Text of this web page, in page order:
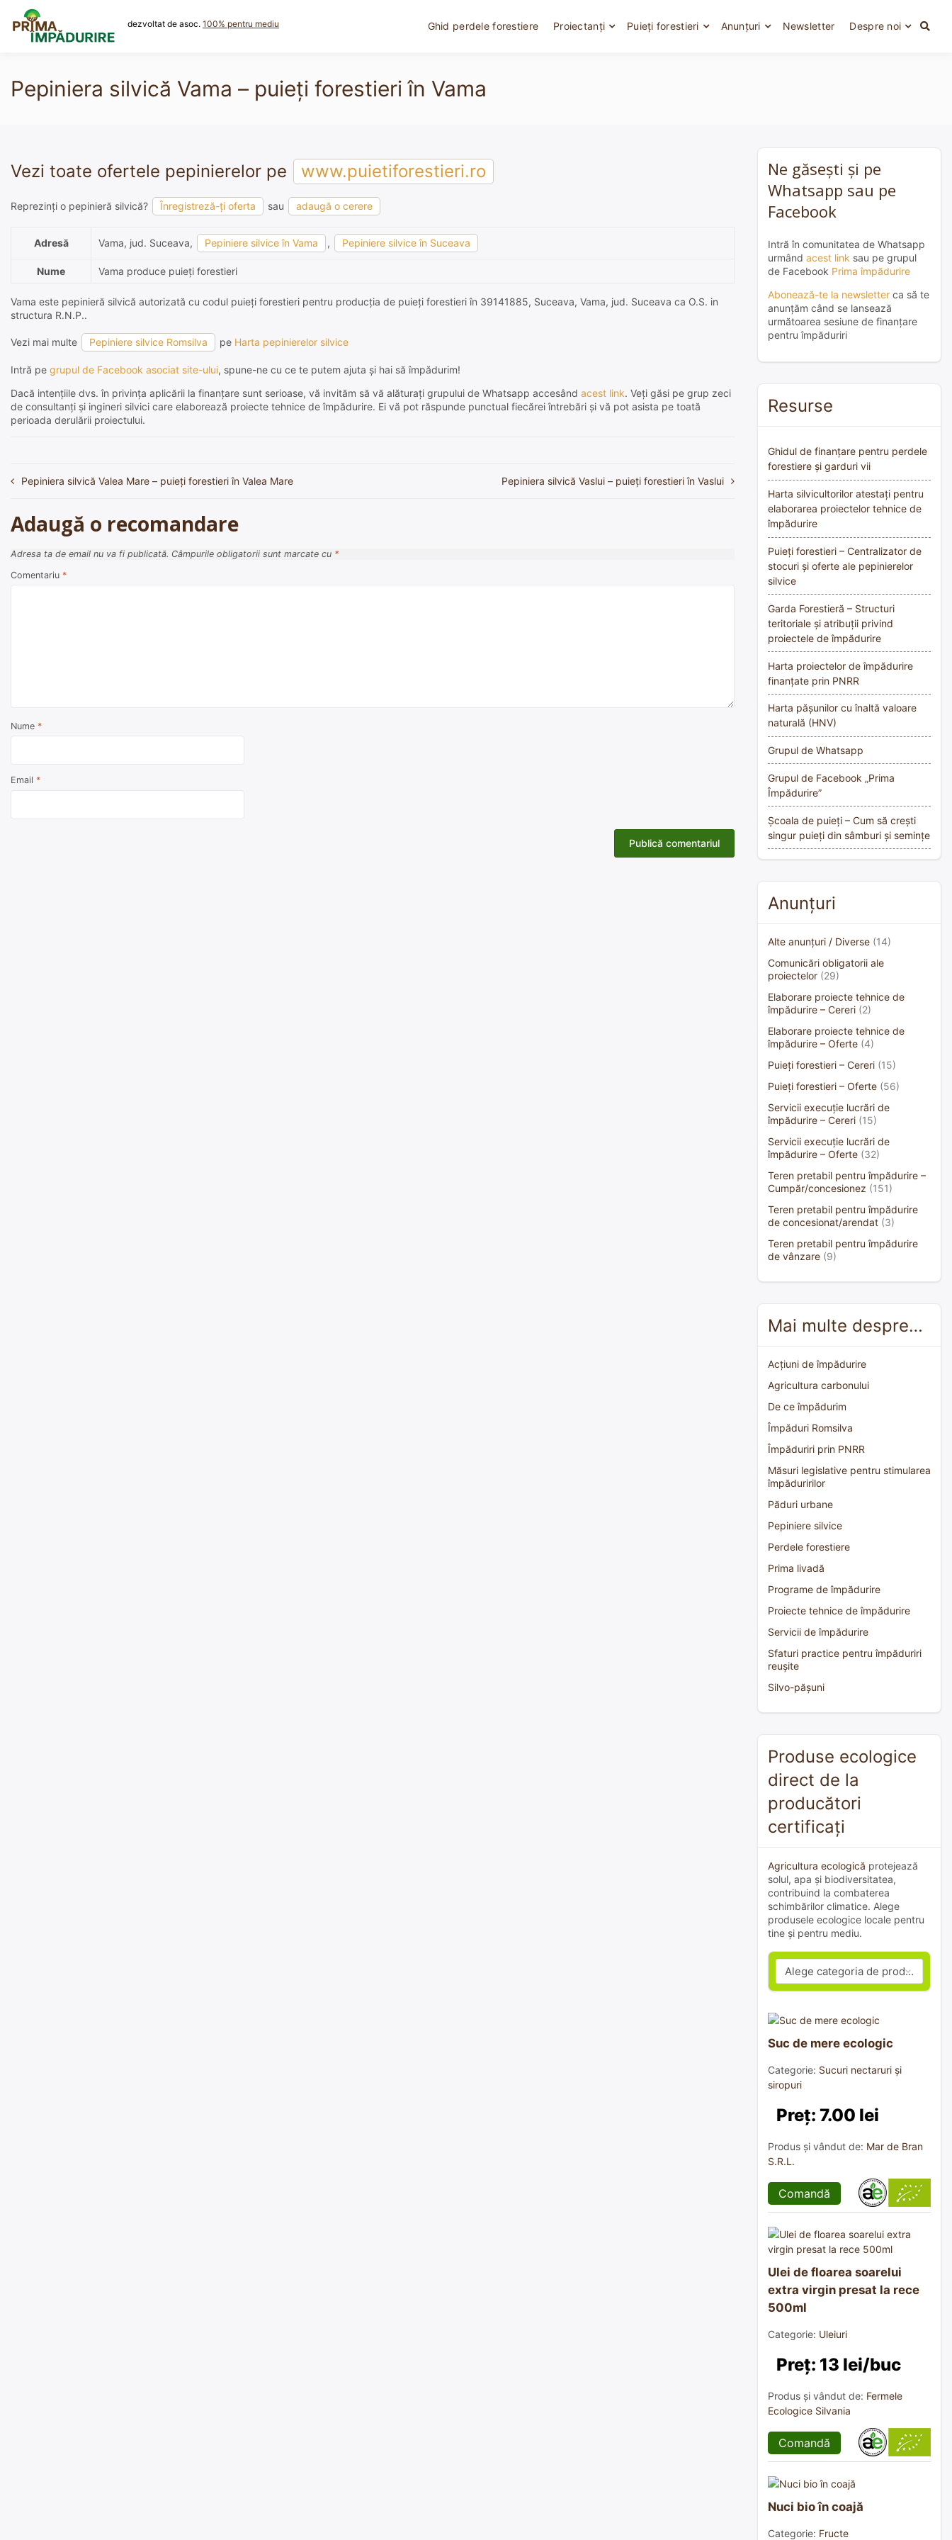
content
dezvoltat de asoc. 100% pentru mediu Ghid perdele forestiere Proiectanți Puieți forestieri Anunțuri Newsletter Despre noi
Pepiniera silvică Vama – puieți forestieri în Vama
Vezi toate ofertele pepinierelor pe www.puietiforestieri.ro
Reprezinți o pepinieră silvică? Înregistreză-ți oferta sau adaugă o cerere
Adresă Vama, jud. Suceava, Pepiniere silvice în Vama , Pepiniere silvice în Suceava
Nume Vama produce puieți forestieri
Vama este pepinieră silvică autorizată cu codul puieți forestieri pentru producția de puieți forestieri în 39141885, Suceava, Vama, jud. Suceava ca O.S. in
structura R.N.P..
Vezi mai multe Pepiniere silvice Romsilva pe Harta pepinierelor silvice
Intră pe grupul de Facebook asociat site-ului, spune-ne cu ce te putem ajuta și hai să împădurim!
Dacă intențiile dvs. în privința aplicării la finanțare sunt serioase, vă invităm să vă alăturați grupului de Whatsapp accesând acest link. Veți găsi pe grup zeci
de consultanți și ingineri silvici care elaborează proiecte tehnice de împădurire. Ei vă pot răspunde punctual fiecărei întrebări și vă pot asista pe toată
perioada derulării proiectului.
Navigare
articole
Pepiniera silvică Valea Mare – puieți forestieri în Valea Mare Pepiniera silvică Vaslui – puieți forestieri în Vaslui
Adaugă o recomandare
Adresa ta de email nu va fi publicată. Câmpurile obligatorii sunt marcate cu *
Comentariu *
Nume *
Email *
Ne găsești și pe
Whatsapp sau pe
Facebook
Intră în comunitatea de Whatsapp
urmând acest link sau pe grupul
de Facebook Prima împădurire
Abonează-te la newsletter ca să te
anunțăm când se lansează
următoarea sesiune de finanțare
pentru împăduriri
Resurse
Ghidul de finanțare pentru perdele
forestiere și garduri vii
Harta silvicultorilor atestați pentru
elaborarea proiectelor tehnice de
împădurire
Puieți forestieri – Centralizator de
stocuri și oferte ale pepinierelor
silvice
Garda Forestieră – Structuri
teritoriale și atribuții privind
proiectele de împădurire
Harta proiectelor de împădurire
finanțate prin PNRR
Harta pășunilor cu înaltă valoare
naturală (HNV)
Grupul de Whatsapp
Grupul de Facebook „Prima
Împădurire”
Școala de puieți – Cum să crești
singur puieți din sâmburi și semințe
Anunțuri
Alte anunțuri / Diverse (14)
Comunicări obligatorii ale
proiectelor (29)
Elaborare proiecte tehnice de
împădurire – Cereri (2)
Elaborare proiecte tehnice de
împădurire – Oferte (4)
Puieți forestieri – Cereri (15)
Puieți forestieri – Oferte (56)
Servicii execuție lucrări de
împădurire – Cereri (15)
Servicii execuție lucrări de
împădurire – Oferte (32)
Teren pretabil pentru împădurire –
Cumpăr/concesionez (151)
Teren pretabil pentru împădurire
de concesionat/arendat (3)
Teren pretabil pentru împădurire
de vânzare (9)
Mai multe despre…
Acțiuni de împădurire
Agricultura carbonului
De ce împădurim
Împăduri Romsilva
Împăduriri prin PNRR
Măsuri legislative pentru stimularea
împăduririlor
Păduri urbane
Pepiniere silvice
Perdele forestiere
Prima livadă
Programe de împădurire
Proiecte tehnice de împădurire
Servicii de împădurire
Sfaturi practice pentru împăduriri
reușite
Silvo-pășuni
Produse ecologice
direct de la
producători
certificați
Agricultura ecologică protejează
solul, apa și biodiversitatea,
contribuind la combaterea
schimbărilor climatice. Alege
produsele ecologice locale pentru
tine și pentru mediu.
Suc de mere ecologic
Categorie: Sucuri nectaruri și
siropuri
Preț: 7.00 lei
Produs și vândut de: Mar de Bran
S.R.L.
Comandă
Ulei de floarea soarelui
extra virgin presat la rece
500ml
Categorie: Uleiuri
Preț: 13 lei/buc
Produs și vândut de: Fermele
Ecologice Silvania
Comandă
Nuci bio în coajă
Categorie: Fructe